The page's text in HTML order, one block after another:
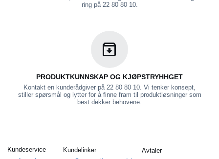
ring på 22 80 80 10.
PRODUKTKUNNSKAP OG KJØPSTRYHHGET
Kontakt en kunderådgiver på 22 80 80 10. Vi tenker konsept,
stiller spørsmål og lytter for å finne fram til produktløsninger som
best dekker behovene.
Kundeservice
Kundelinker
Avtaler